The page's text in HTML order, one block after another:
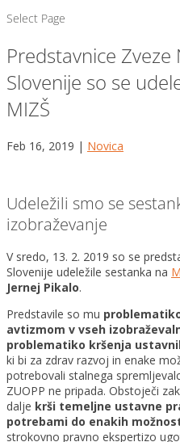
Select Page
Predstavnice Zveze
Slovenije so se
MIZŠ
Feb 16, 2019 | Novica
Udeležili smo se
izobraževanje
V sredo, 13. 2. 2019 so se
Slovenije udeležile sestanka na
Jernej Pikalo.
Predstavile so mu
avtizmom v vseh
problematiko kršenja
ki bi za zdrav razvoj in enake
potrebovali stalnega
ZUOPP ne pripada. Obstoječi
dalje krši temeljne ustavne
potrebami do enakih
strokovno pravno ekspertizo